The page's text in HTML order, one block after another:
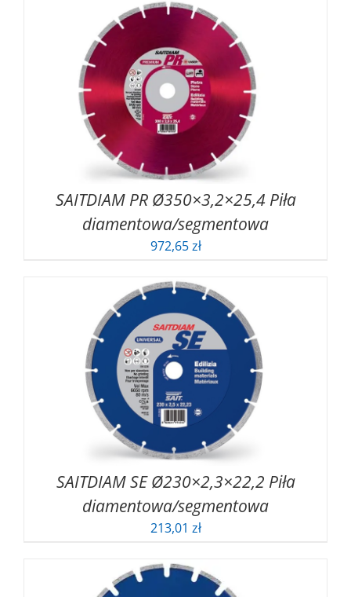
SAITDIAM PR Ø350×3,2×25,4 Piła
diamentowa/segmentowa
972,65zł
SAITDIAM SE Ø230×2,3×22,2 Piła
diamentowa/segmentowa
213,01 zł